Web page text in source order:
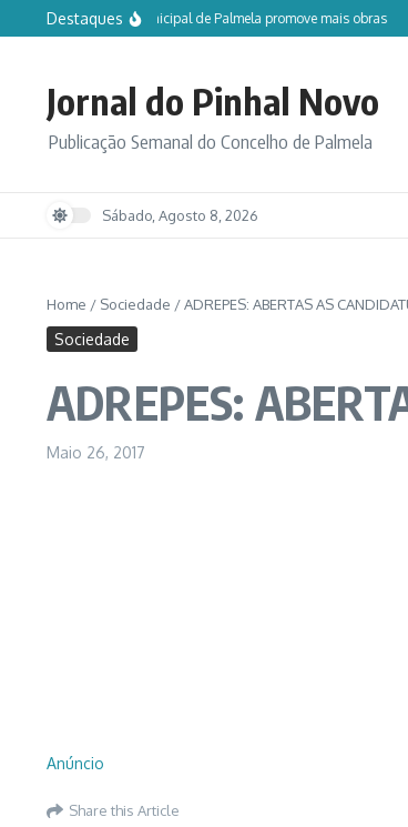
Ir para o conteúdo
Destaques
Câmara Municipal de Palmela promove mais obras
Jornal do Pinhal Novo
Publicação Semanal do Concelho de Palmela
Sábado, Agosto 8, 2026
Home / Sociedade /ADREPES: ABERTAS AS
Sociedade
ADREPES:
Maio 26, 2017
Anúncio
Share this Article